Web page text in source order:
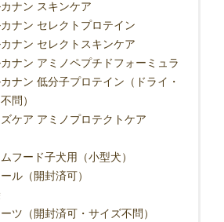
ナン スキンケア
ナン セレクトプロテイン
ナン セレクトスキンケア
ナン アミノペプチドフォーミュラ
ナン 低分子プロテイン（ドライ・
問）
ズケア アミノプロテクトケア
フード子犬用（小型犬）
ル（開封済可）
ツ（開封済可・サイズ不問）